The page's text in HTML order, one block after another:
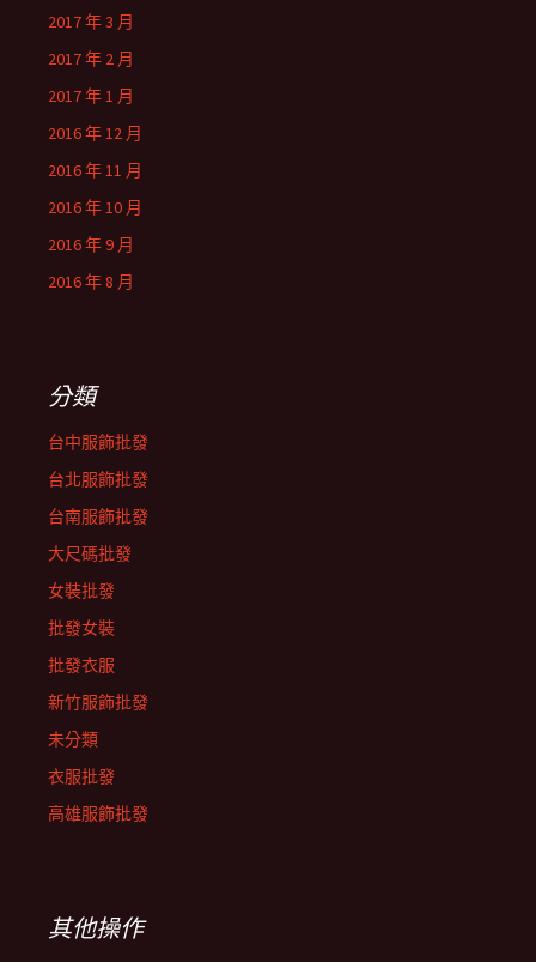
2017 年 3 月
2017 年 2 月
2017 年 1 月
2016 年 12 月
2016 年 11 月
2016 年 10 月
2016 年 9 月
2016 年 8 月
分類
台中服飾批發
台北服飾批發
台南服飾批發
大尺碼批發
女裝批發
批發女裝
批發衣服
新竹服飾批發
未分類
衣服批發
高雄服飾批發
其他操作